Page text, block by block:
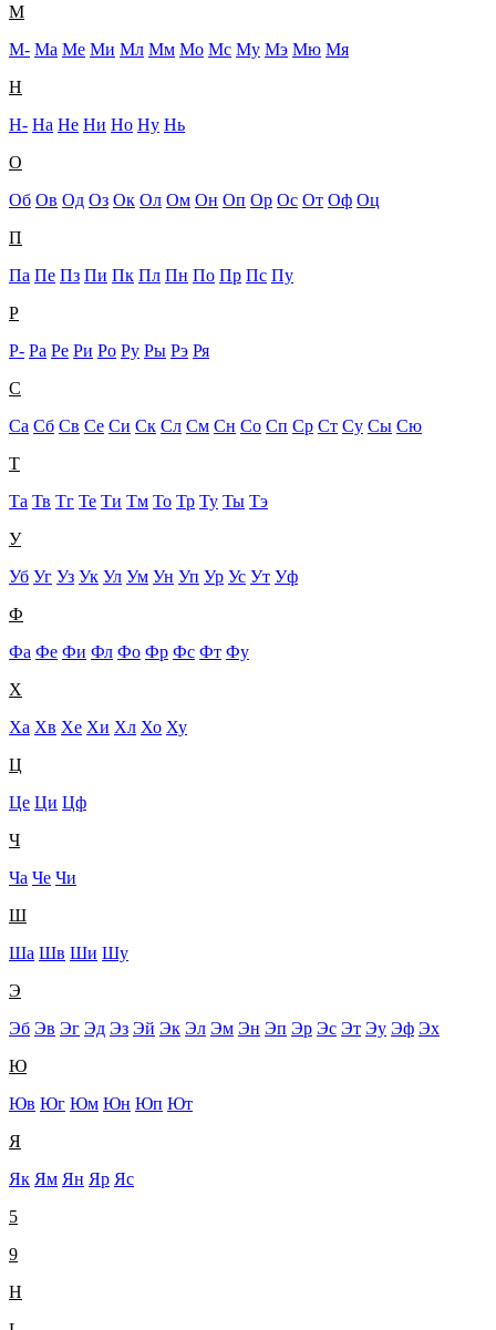
М
М- Ма Ме Ми Мл Мм Мо Мс Му Мэ Мю Мя
Н
Н- На Не Ни Но Ну Нь
О
Об Ов Од Оз Ок Ол Ом Он Оп Ор Ос От Оф Оц
П
Па Пе Пз Пи Пк Пл Пн По Пр Пс Пу
Р
Р- Ра Ре Ри Ро Ру Ры Рэ Ря
С
Са Сб Св Се Си Ск Сл См Сн Со Сп Ср Ст Су Сы Сю
Т
Та Тв Тг Те Ти Тм То Тр Ту Ты Тэ
У
Уб Уг Уз Ук Ул Ум Ун Уп Ур Ус Ут Уф
Ф
Фа Фе Фи Фл Фо Фр Фс Фт Фу
Х
Ха Хв Хе Хи Хл Хо Ху
Ц
Це Ци Цф
Ч
Ча Че Чи
Ш
Ша Шв Ши Шу
Э
Эб Эв Эг Эд Эз Эй Эк Эл Эм Эн Эп Эр Эс Эт Эу Эф Эх
Ю
Юв Юг Юм Юн Юп Ют
Я
Як Ям Ян Яр Яс
5
9
H